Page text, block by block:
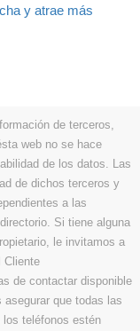
y atrae más
de terceros,
web no se hace
de los datos. Las
de dichos terceros y
a las
Si tiene alguna
le invitamos a
Cliente
de contactar disponible
asegurar que todas las
los teléfonos estén